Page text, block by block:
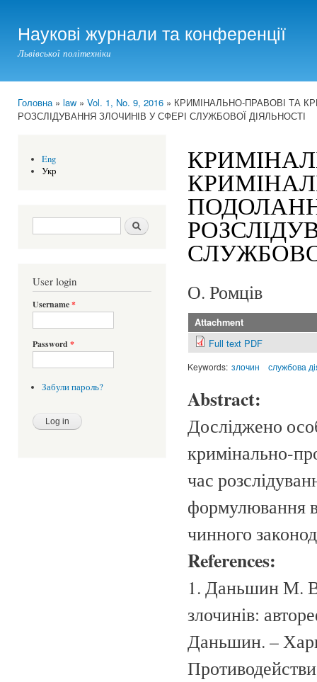
Наукові журнали та конференції
Львівської політехніки
You are here
Головна» law » Vol. 1, No. 9, 2016 » КРИМІНАЛЬНО-ПРАВОВІ ТА
РОЗСЛІДУВАННЯ ЗЛОЧИНІВ У СФЕРІ СЛУЖБОВОЇ ДІЯЛЬНОСТІ
Eng
Укр
Search form Шукати
User login
Username*
Password *
Забули пароль?
О. Ромців
Attachment
Full text PDF
Keywords: злочин службова
Abstract:
Досліджено
кримінально-
час
формулювання
чинного
References:
1. Даньшин М.
злочинів:
Даньшин. –